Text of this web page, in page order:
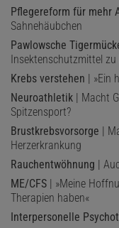
Pflegereform für mehr
Sahnehäubchen
Pawlowsche
Insektenschutzmittel zu
Krebs verstehen | »Ein
Neuroathletik | Macht
Spitzensport?
Brustkrebsvorsorge |
Herzerkrankung
Rauchentwöhnung |
ME/CFS | »Meine
Therapien haben«
Interpersonelle